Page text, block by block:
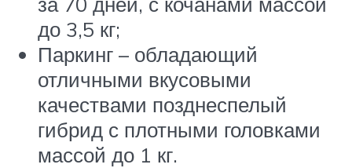
до 3,5 кг;
Паркинг – обладающий
отличными вкусовыми
качествами позднеспелый
гибрид с плотными головками
массой до 1 кг.